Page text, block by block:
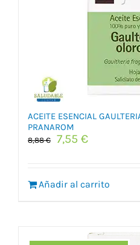
ACEITE ESENCIAL
PRANAROM
8,88€
El
era:
8,88 €.
7,55 €El
es:
7,55 €.
Añadir al carrito